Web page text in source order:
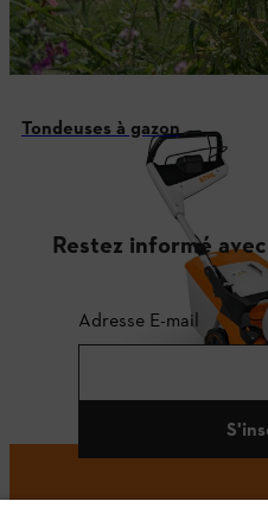
Tondeuses à gazon
Restez informé
Adresse E-mail